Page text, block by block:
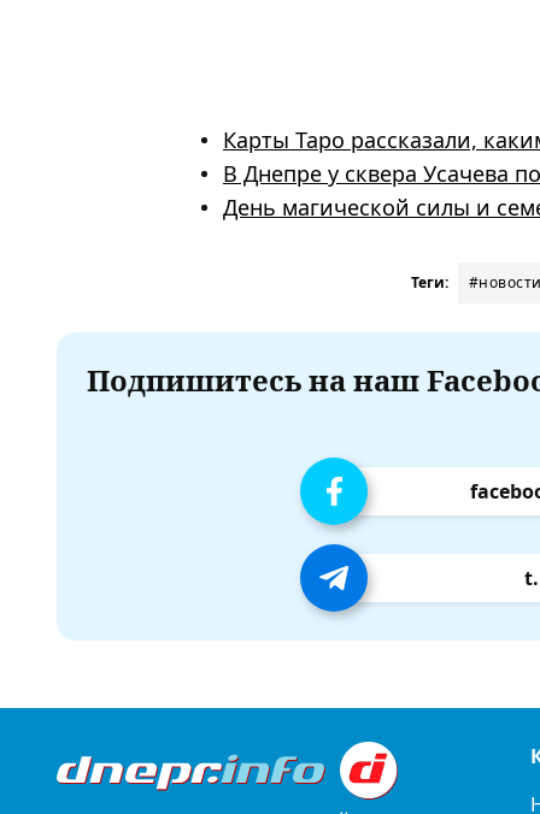
Карты Таро рассказали,
В Днепре у сквера Усачева
День магической силы и
Теги:
Подпишитесь на наш